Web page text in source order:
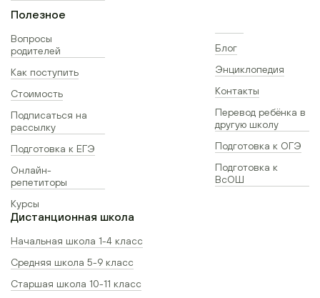
Полезное
Вопросы
родителей
Как поступить
Стоимость
Подписаться на
рассылку
Подготовка к ЕГЭ
Онлайн-
репетиторы
Курсы
Блог
Энциклопедия
Контакты
Перевод ребёнка в
другую школу
Подготовка к ОГЭ
Подготовка к
ВсОШ
Дистанционная школа
Начальная школа 1-4 класс
Средняя школа 5-9 класс
Старшая школа 10-11 класс